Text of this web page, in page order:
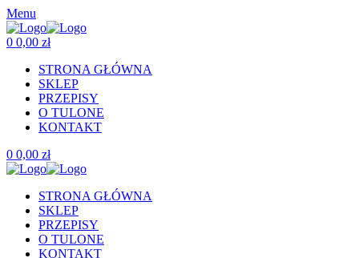
Menu
0 0,00 zł
STRONA GŁÓWNA
SKLEP
PRZEPISY
O TULONE
KONTAKT
0 0,00 zł
STRONA GŁÓWNA
SKLEP
PRZEPISY
O TULONE
KONTAKT